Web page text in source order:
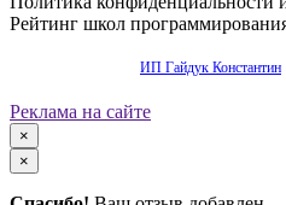
Рейтинг школ
ИП Гайдук Константин
Реклама на сайте
×
×